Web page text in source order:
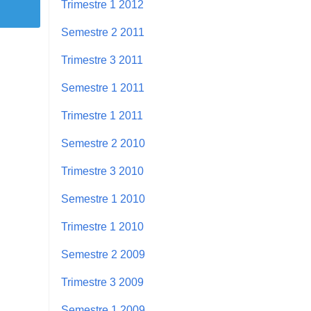
Trimestre 1 2012
Semestre 2 2011
Trimestre 3 2011
Semestre 1 2011
Trimestre 1 2011
Semestre 2 2010
Trimestre 3 2010
Semestre 1 2010
Trimestre 1 2010
Semestre 2 2009
Trimestre 3 2009